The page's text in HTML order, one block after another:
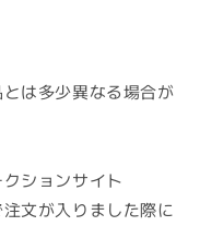
は多少異なる場合が
ションサイト
文が入りました際に